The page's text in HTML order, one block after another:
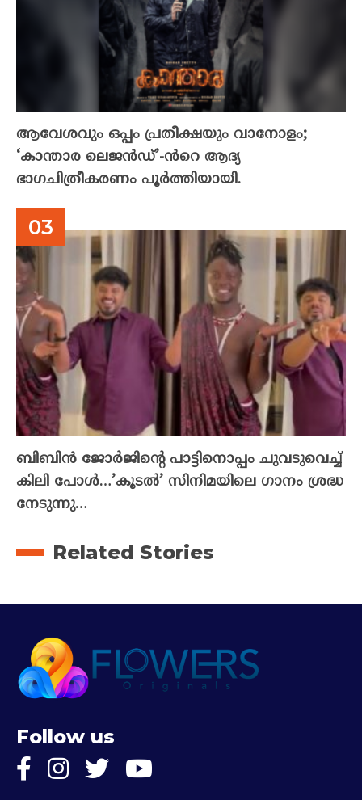
ആവേശവും ഒപ്പം പ്രതീക്ഷയും വാനോളം;
‘കാന്താര ലെജൻഡ്’-ൻറെ ആദ്യ
ഭാഗചിത്രീകരണം പൂർത്തിയായി.
ബിബിൻ ജോർജിന്റെ പാട്ടിനൊപ്പം ചുവടുവെച്ച്
കിലി പോൾ…’കൂടൽ’ സിനിമയിലെ ഗാനം ശ്രദ്ധ
നേടുന്നു…
Related Stories
Follow us